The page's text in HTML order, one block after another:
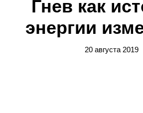
Гнев как
энергии
20 августа 2019